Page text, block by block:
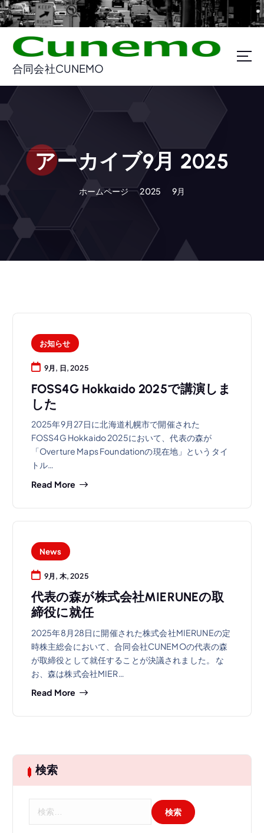
コ
ン
ス
キ
合同会社CUNEMO
アーカイブ9月 2025
ホームページ 2025 9月
お知らせ
9月, 日, 2025
FOSS4G Hokkaido 2025で講演しま
した
2025年9月27日に北海道札幌市で開催された
FOSS4G Hokkaido 2025において、代表の森が
「Overture Maps Foundationの現在地」というタイ
トル…
Read More
News
9月, 木, 2025
代表の森が株式会社MIERUNEの取
締役に就任
2025年8月28日に開催された株式会社MIERUNEの定
時株主総会において、合同会社CUNEMOの代表の森
が取締役として就任することが決議されました。 な
お、森は株式会社MIER…
Read More
検索